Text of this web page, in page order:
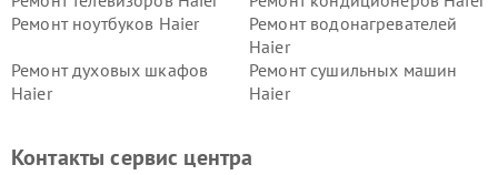
Ремонт ноутбуков Haier
Ремонт водонагревателей
Haier
Ремонт духовых шкафов
Haier
Ремонт сушильных машин
Haier
Ремонт роботов-пылесосов
Ремонт посудомоечных
Контакты сервис центра